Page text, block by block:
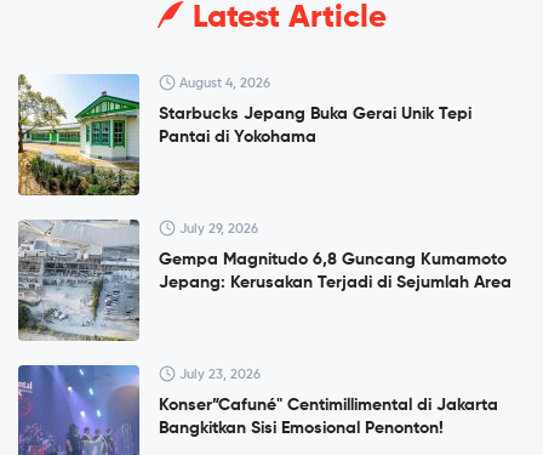
Latest Article
August 4, 2026
Starbucks Jepang Buka Gerai Unik Tepi
Pantai di Yokohama
July 29, 2026
Gempa Magnitudo 6,8 Guncang Kumamoto
Jepang: Kerusakan Terjadi di Sejumlah Area
July 23, 2026
Konser”Cafuné" Centimillimental di Jakarta
Bangkitkan Sisi Emosional Penonton!